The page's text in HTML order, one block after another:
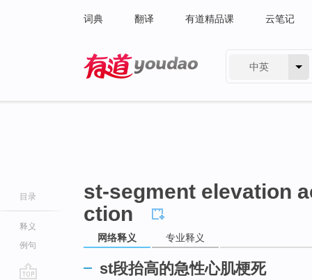
词典 翻译 有道精品课 云笔记
中英
目录
释义
例句
st-segment elevation
ction
网络释义 专业释义
st段抬高的急性心肌梗死